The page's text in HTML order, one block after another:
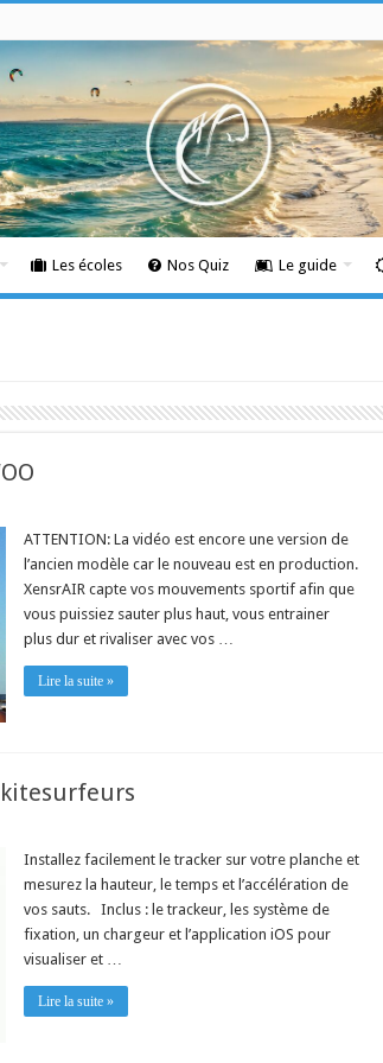
Les écoles Nos Quiz Le guide
ATTENTION: La vidéo est encore une version de
l’ancien modèle car le nouveau est en production.
XensrAIR capte vos mouvements sportif afin que
vous puissiez sauter plus haut, vous entrainer
plus dur et rivaliser avec vos …
Lire la suite »
kitesurfeurs
Installez facilement le tracker sur votre planche et
mesurez la hauteur, le temps et l’accélération de
vos sauts. Inclus : le trackeur, les système de
fixation, un chargeur et l’application iOS pour
visualiser et …
Lire la suite »